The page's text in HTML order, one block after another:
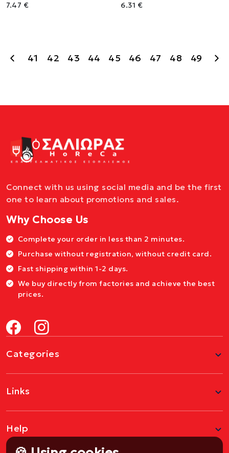
7.47 € 6.31 €
41 42 43 44 45 46 47 48 49
Connect with us using social media and be the first
one to learn about promotions and sales.
Why Choose Us
Complete your order in less than 2 minutes.
Purchase without registration, without credit card.
Fast shipping within 1-2 days.
We buy directly from factories and achieve the best
prices.
Categories
Links
Help